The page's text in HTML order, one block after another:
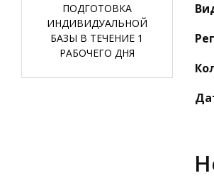
ПОДГОТОВКА
ИНДИВИДУАЛЬНОЙ
БАЗЫ В ТЕЧЕНИЕ 1
РАБОЧЕГО ДНЯ